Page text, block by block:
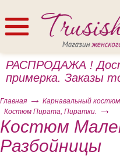
РАСПРОДАЖА !
примерка. Заказы
Главная
Карнавальный
Костюм Пирата, Пиратки.
Костюм
Разбойницы